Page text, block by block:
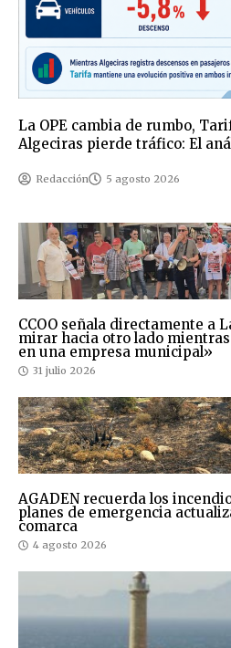
La OPE cambia de rumbo,
Algeciras pierde tráfico: El
Redacción 5 agosto 2026
CCOO señala directamente a
mirar hacia otro lado
en una empresa municipal»
31 julio 2026
AGADEN recuerda los
planes de emergencia
comarca
4 agosto 2026